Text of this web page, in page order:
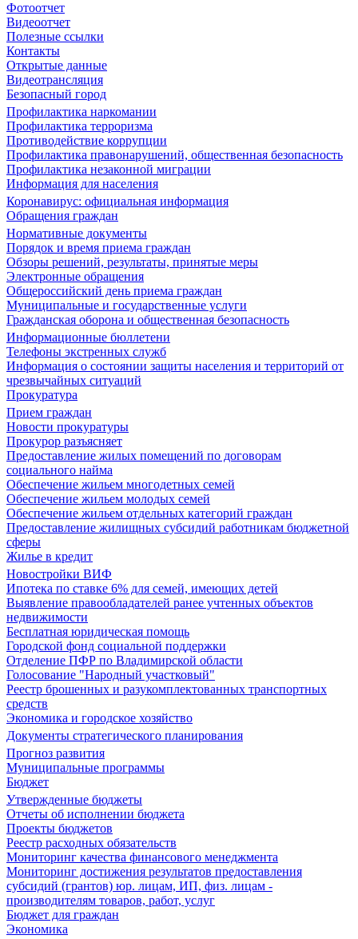
Фотоотчет
Видеоотчет
Полезные ссылки
Контакты
Открытые данные
Видеотрансляция
Безопасный город
Профилактика наркомании
Профилактика терроризма
Противодействие коррупции
Профилактика правонарушений, общественная безопасность
Профилактика незаконной миграции
Информация для населения
Коронавирус: официальная информация
Обращения граждан
Нормативные документы
Порядок и время приема граждан
Обзоры решений, результаты, принятые меры
Электронные обращения
Общероссийский день приема граждан
Муниципальные и государственные услуги
Гражданская оборона и общественная безопасность
Информационные бюллетени
Телефоны экстренных служб
Информация о состоянии защиты населения и территорий от
чрезвычайных ситуаций
Прокуратура
Прием граждан
Новости прокуратуры
Прокурор разъясняет
Предоставление жилых помещений по договорам
социального найма
Обеспечение жильем многодетных семей
Обеспечение жильем молодых семей
Обеспечение жильем отдельных категорий граждан
Предоставление жилищных субсидий работникам бюджетной
сферы
Жилье в кредит
Новостройки ВИФ
Ипотека по ставке 6% для семей, имеющих детей
Выявление правообладателей ранее учтенных объектов
недвижимости
Бесплатная юридическая помощь
Городской фонд социальной поддержки
Отделение ПФР по Владимирской области
Голосование "Народный участковый"
Реестр брошенных и разукомплектованных транспортных
средств
Экономика и городское хозяйство
Документы стратегического планирования
Прогноз развития
Муниципальные программы
Бюджет
Утвержденные бюджеты
Отчеты об исполнении бюджета
Проекты бюджетов
Реестр расходных обязательств
Мониторинг качества финансового менеджмента
Мониторинг достижения результатов предоставления
субсидий (грантов) юр. лицам, ИП, физ. лицам -
производителям товаров, работ, услуг
Бюджет для граждан
Экономика